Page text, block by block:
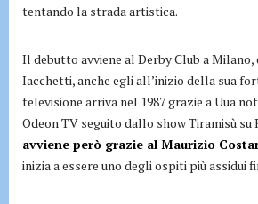
tentando la strada artistica.
Il debutto avviene al Derby Club a Milano,
Iacchetti, anche egli all’inizio della sua
televisione arriva nel 1987 grazie a Uua
Odeon TV seguito dallo show Tiramisù su
avviene però grazie al Maurizio
inizia a essere uno degli ospiti più assidui